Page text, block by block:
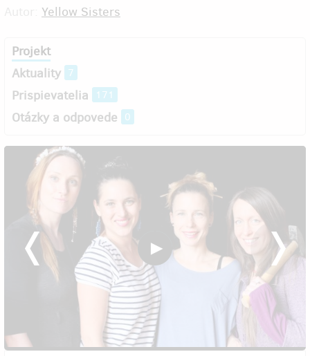
Yellow Sisters
Projekt
Aktuality 7
Prispievatelia 171
Otázky a odpovede 0